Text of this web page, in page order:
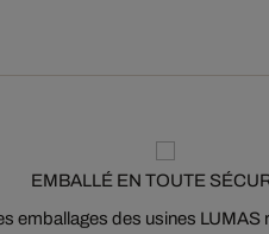
EMBALLÉ EN TOUTE
emballages des usines LUMAS